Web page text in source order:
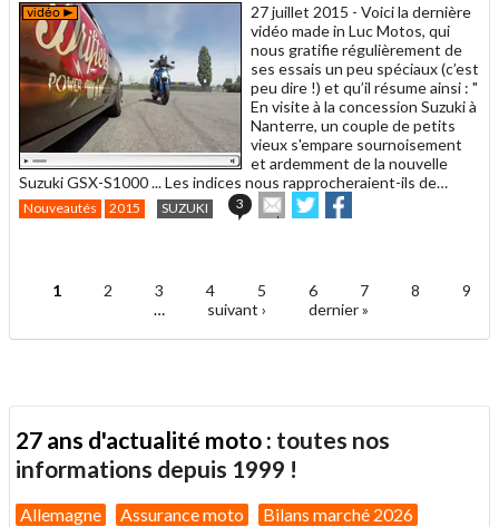
27 juillet 2015 - Voici la dernière
vidéo made in Luc Motos, qui
nous gratifie régulièrement de
ses essais un peu spéciaux (c’est
peu dire !) et qu’il résume ainsi : "
En visite à la concession Suzuki à
Nanterre, un couple de petits
vieux s'empare sournoisement
et ardemment de la nouvelle
Suzuki GSX-S1000 ... Les indices nous rapprocheraient-ils de…
Nouveautés 2015 SUZUKI 3
Envoyer
cet
ami
Partager
sur sur
Pages
1 2 3 4 5 6 7 8
9
…
suivant › dernier »
27 ans d'actualité moto : toutes nos
informations depuis 1999 !
Allemagne Assurance moto Bilans marché 2026